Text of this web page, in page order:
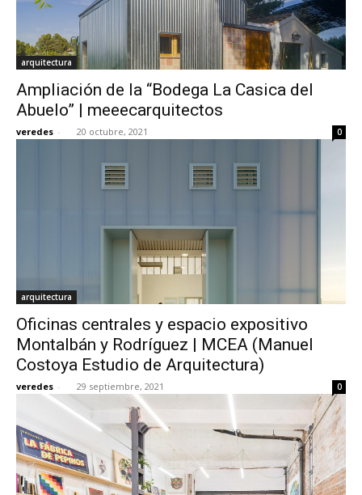
arquitectura
Ampliación de la “Bodega La Casica del
Abuelo” | meeecarquitectos
veredes - 20 octubre, 2021 0
arquitectura
Oficinas centrales y espacio expositivo
Montalbán y Rodríguez | MCEA (Manuel
Costoya Estudio de Arquitectura)
veredes - 29 septiembre, 2021 0